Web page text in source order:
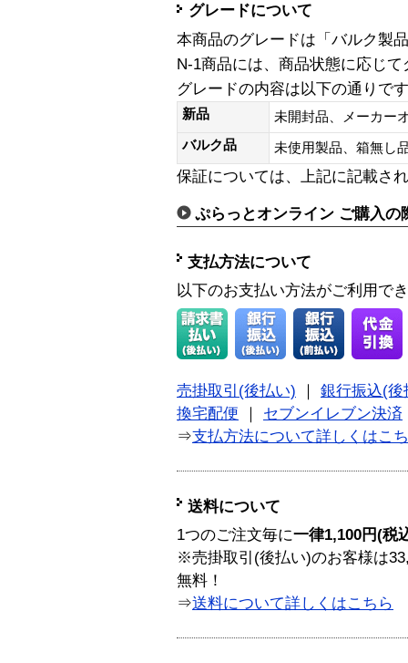
グレードについて
本商品のグレードは「バルク製
N-1商品には、商品状態に応じ
グレードの内容は以下の通りで
新品
未開封品、メーカー
バルク品
未使用製品、箱無
保証については、上記に記載さ
ぷらっとオンライン ご購入の
支払方法について
以下のお支払い方法がご利用で
売掛取引(後払い)
銀行振込(後
換宅配便
セブンイレブン決済
⇒支払方法について詳しくはこ
送料について
1つのご注文毎に一律1,100円(税
※売掛取引(後払い)のお客様は
無料！
⇒送料について詳しくはこちら